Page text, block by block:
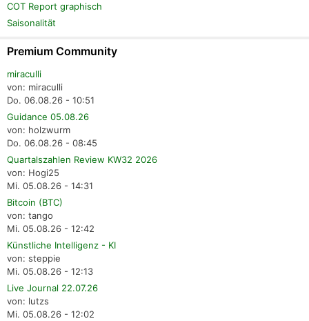
COT Report graphisch
Saisonalität
Premium Community
miraculli
von: miraculli
Do. 06.08.26 - 10:51
Guidance 05.08.26
von: holzwurm
Do. 06.08.26 - 08:45
Quartalszahlen Review KW32 2026
von: Hogi25
Mi. 05.08.26 - 14:31
Bitcoin (BTC)
von: tango
Mi. 05.08.26 - 12:42
Künstliche Intelligenz - KI
von: steppie
Mi. 05.08.26 - 12:13
Live Journal 22.07.26
von: lutzs
Mi. 05.08.26 - 12:02